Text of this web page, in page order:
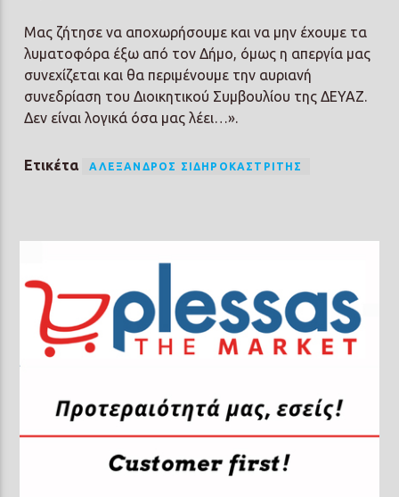
Μας ζήτησε να αποχωρήσουμε και να μην έχουμε τα
λυματοφόρα έξω από τον Δήμο, όμως η απεργία μας
συνεχίζεται και θα περιμένουμε την αυριανή
συνεδρίαση του Διοικητικού Συμβουλίου της ΔΕΥΑΖ.
Δεν είναι λογικά όσα μας λέει…».
Ετικέτα ΑΛΈΞΑΝΔΡΟΣ ΣΙΔΗΡΟΚΑΣΤΡΊΤΗΣ